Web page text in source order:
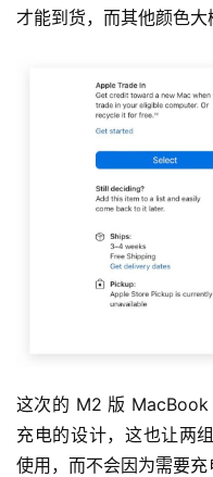
才能到货，而其他颜色大
这次的 M2 版
充电的设计，这也让两
使用，而不会因为需要